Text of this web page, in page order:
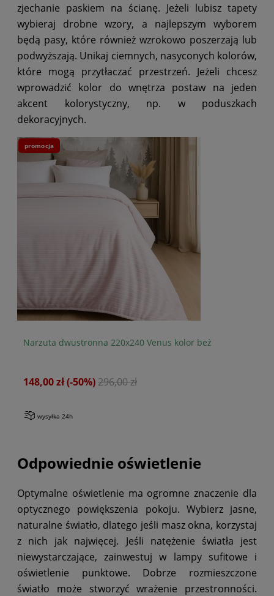
zjechanie paskiem na ścianę. Jeżeli lubisz tapety
wybieraj drobne wzory, a najlepszym wyborem
będą pasy, które również wzrokowo poszerzają lub
podwyższają. Unikaj ciemnych, nasyconych kolorów,
które mogą przytłaczać przestrzeń. Jeżeli chcesz
wprowadzić kolor do wnętrza postaw na jeden
akcent kolorystyczny, np. w poduszkach
dekoracyjnych.
Narzuta dwustronna 220x240 Venus kolor beż
148,00 zł(-50%)296,00 zł
promocja
wysyłka 24h
Odpowiednie oświetlenie
Optymalne oświetlenie ma ogromne znaczenie dla
optycznego powiększenia pokoju. Wybierz jasne,
naturalne światło, dlatego jeśli masz okna, korzystaj
z nich jak najwięcej. Jeśli natężenie światła jest
niewystarczające, zainwestuj w lampy sufitowe i
oświetlenie punktowe. Dobrze rozmieszczone
światło może stworzyć wrażenie przestronności.